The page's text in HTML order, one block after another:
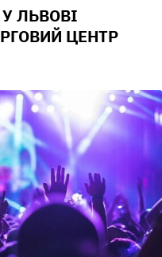
ЛЬВОВІ
ЦЕНТР